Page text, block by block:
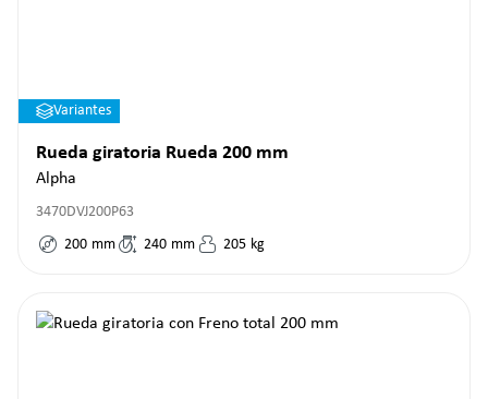
Variantes
Rueda giratoria Rueda 200 mm
Alpha
3470DVJ200P63
200 mm 240 mm 205 kg